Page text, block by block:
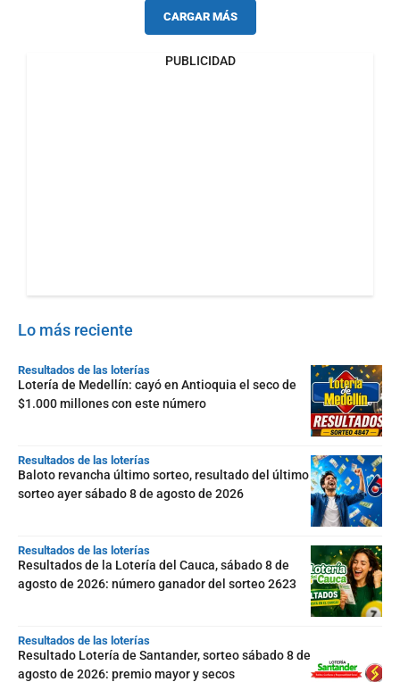
CARGAR MÁS
PUBLICIDAD
Lo más reciente
Resultados de las loterías
Lotería de Medellín: cayó en Antioquia el seco de
$1.000 millones con este número
Resultados de las loterías
Baloto revancha último sorteo, resultado del último
sorteo ayer sábado 8 de agosto de 2026
Resultados de las loterías
Resultados de la Lotería del Cauca, sábado 8 de
agosto de 2026: número ganador del sorteo 2623
Resultados de las loterías
Resultado Lotería de Santander, sorteo sábado 8 de
agosto de 2026: premio mayor y secos